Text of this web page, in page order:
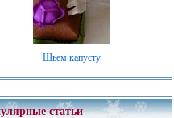
Шьем капусту
статьи